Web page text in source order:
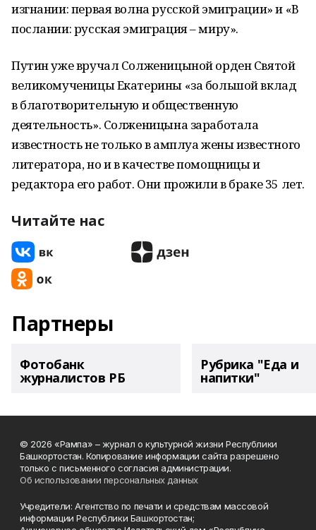
изгнании: первая волна русской эмиграции» и «В
послании: русская эмиграция – миру».
Путин уже вручал Солженицыной орден Святой
великомученицы Екатерины «за большой вклад
в благотворительную и общественную
деятельность». Солженицына заработала
известность не только в амплуа жены известного
литератора, но и в качестве помощницы и
редактора его работ. Они прожили в браке 35 лет.
Читайте нас
Партнеры
Фотобанк
журналистов РБ
Рубрика "Еда и
напитки"
© 2026 «Рампа» – журнал о культурной жизни Республики
Башкортостан. Копирование информации сайта разрешено
только с письменного согласия администрации.
Об использовании персональных данных
Учредители: Агентство по печати и средствам массовой
информации Республики Башкортостан;